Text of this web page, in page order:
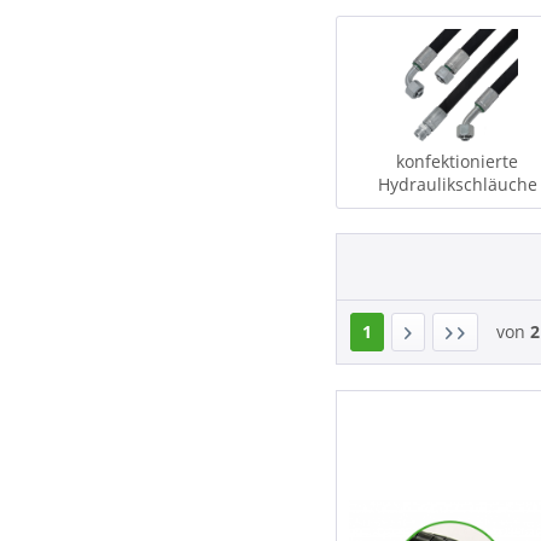
konfektionierte
Hydraulikschläuche
1 von 2